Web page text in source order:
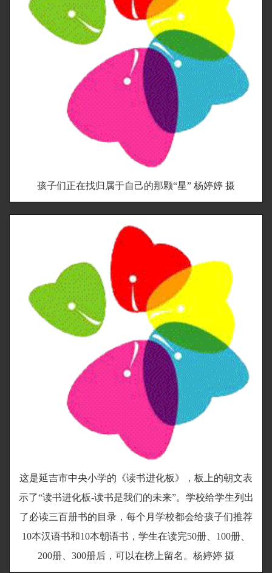
孩子们正在找归属于自己的那颗“星” 杨婷婷 摄
这是延吉市中央小学的《读书进化板》，板上的朝文表
示了“读书进化板-读书是我们的未来”。学校给学生列出
了必读三百册书的目录，每个月学校都会给孩子们推荐
10本汉语书和10本朝语书，学生在读完50册、100册、
200册、300册后，可以在榜上留名。杨婷婷 摄